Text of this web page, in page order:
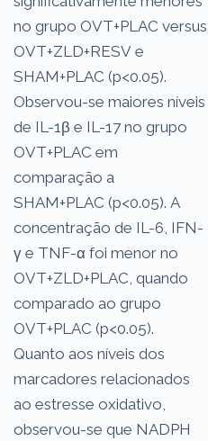
no grupo OVT+PLAC versus
OVT+ZLD+RESV e
SHAM+PLAC (p<0.05).
Observou-se maiores níveis
de IL-1β e IL-17 no grupo
OVT+PLAC em
comparação a
SHAM+PLAC (p<0.05). A
concentração de IL-6, IFN-
γ e TNF-α foi menor no
OVT+ZLD+PLAC, quando
comparado ao grupo
OVT+PLAC (p<0.05).
Quanto aos níveis dos
marcadores relacionados
ao estresse oxidativo,
observou-se que NADPH